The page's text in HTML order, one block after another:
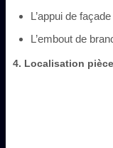
L’appui de
L’embout de
4. Localisation